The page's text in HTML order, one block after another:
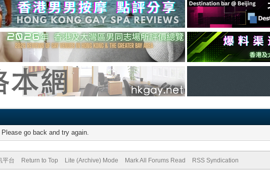
go back and try again.
平台 Return to Top Lite (Archive) Mode Mark All Forums Read RSS Syndication